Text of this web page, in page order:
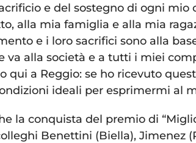
e del sostegno di ogni mio
alla mia famiglia e alla mia
e i loro sacrifici sono alla
alla società e a tutti i miei
a Reggio: se ho ricevuto
ideali per esprimermi al
la conquista del premio di
Benettini (Biella), Jimenez